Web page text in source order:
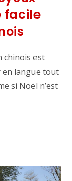
facile
chinois est
en langue tout
si Noël n’est